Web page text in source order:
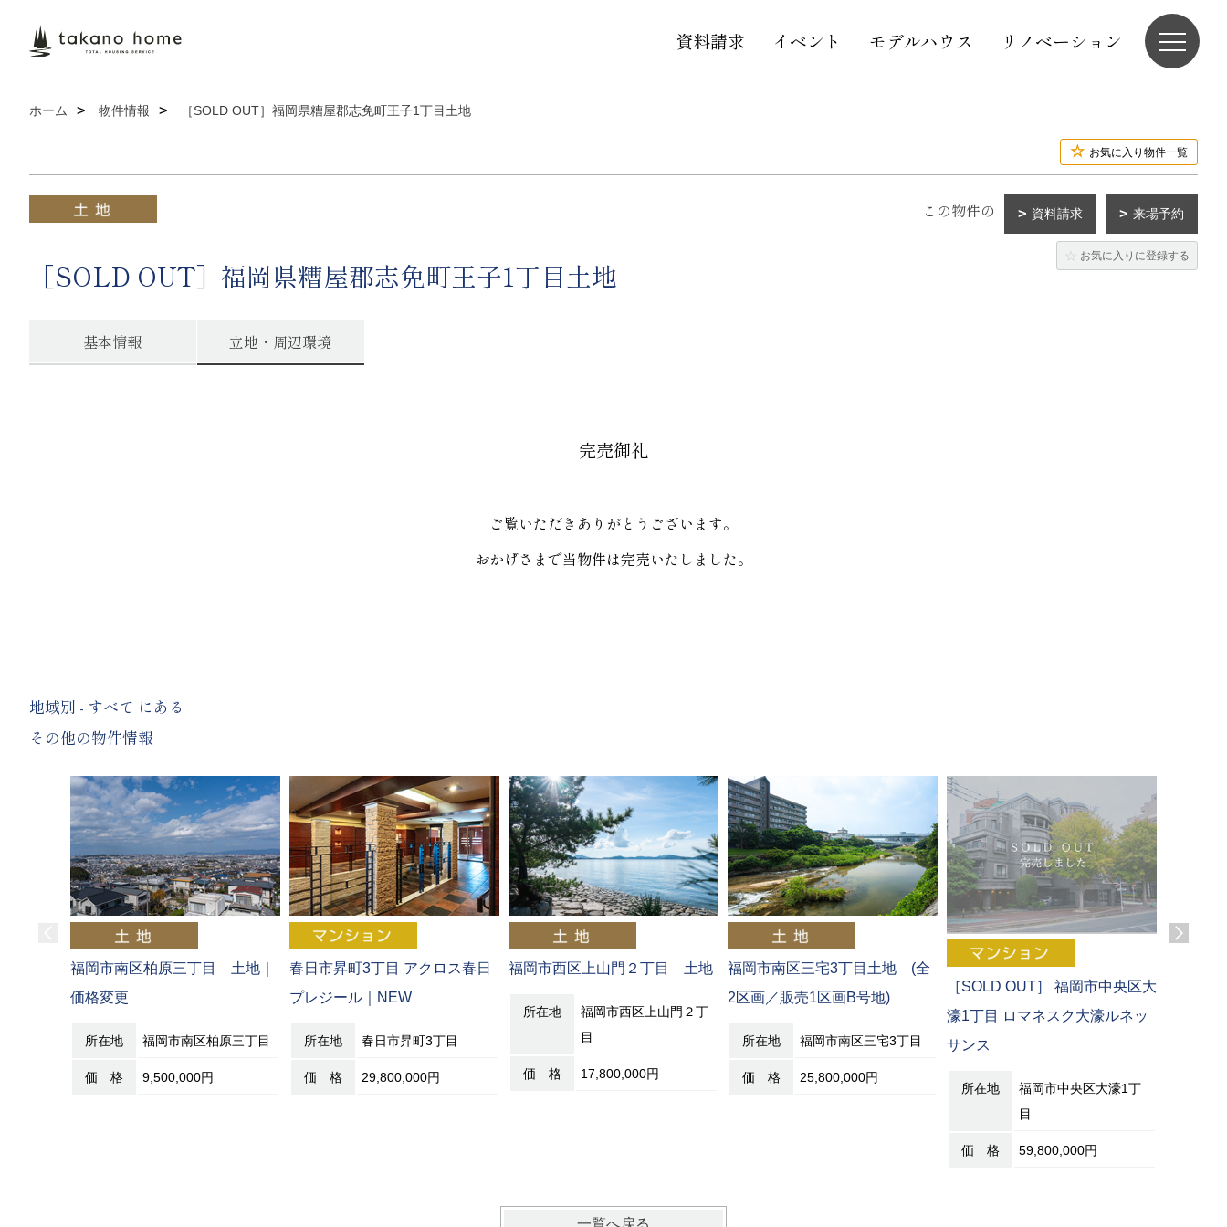
資料請求 イベント モデルハウス リノベーション
ホーム 物件情報 ［SOLD OUT］福岡県糟屋郡志免町王子1丁目土地
お気に入り物件一覧
［SOLD OUT］福岡県糟屋郡志免町王子1丁目土地
お気に入りに登録する
この物件の 資料請求 来場予約
基本情報 立地・周辺環境
完売御礼
ご覧いただきありがとうございます。
おかげさまで当物件は完売いたしました。
地域別 - すべて にある
その他の物件情報
福岡市南区柏原三丁目 土地｜
価格変更
所在地 福岡市南区柏原三丁目
価 格 9,500,000円
春日市昇町3丁目 アクロス春日
プレジール｜NEW
所在地 春日市昇町3丁目
価 格 29,800,000円
福岡市西区上山門２丁目 土地
所在地
福岡市西区上山門２丁
目
価 格 17,800,000円
福岡市南区三宅3丁目土地 (全
2区画／販売1区画B号地)
所在地 福岡市南区三宅3丁目
価 格 25,800,000円
［SOLD OUT］ 福岡市中央区大
濠1丁目 ロマネスク大濠ルネッ
サンス
所在地
福岡市中央区大濠1丁
目
価 格 59,800,000円
一覧へ戻る